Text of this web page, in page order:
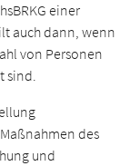
einer
auch dann, wenn
von Personen
sind.
des
und